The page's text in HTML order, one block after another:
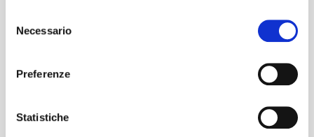
delNecessario
Preferenze
Statistiche